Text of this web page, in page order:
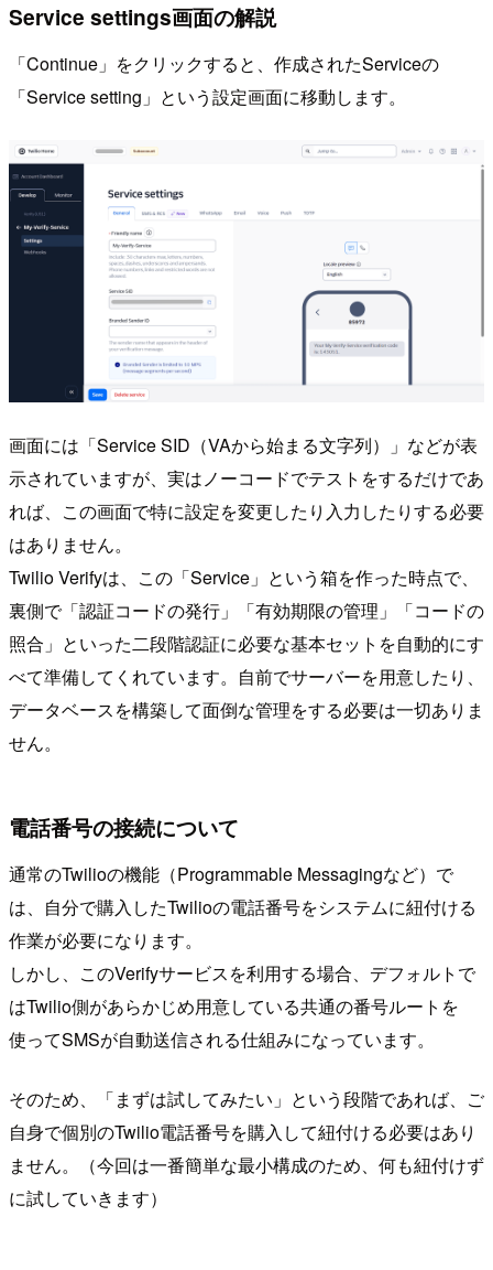
Service settings画面の解説
「Continue」をクリックすると、作成されたServiceの
「Service setting」という設定画面に移動します。
画面には「Service SID（VAから始まる文字列）」などが表
示されていますが、実はノーコードでテストをするだけであ
れば、この画面で特に設定を変更したり入力したりする必要
はありません。
Twilio Verifyは、この「Service」という箱を作った時点で、
裏側で「認証コードの発行」「有効期限の管理」「コードの
照合」といった二段階認証に必要な基本セットを自動的にす
べて準備してくれています。自前でサーバーを用意したり、
データベースを構築して面倒な管理をする必要は一切ありま
せん。
電話番号の接続について
通常のTwilioの機能（Programmable Messagingなど）で
は、自分で購入したTwilioの電話番号をシステムに紐付ける
作業が必要になります。
しかし、このVerifyサービスを利用する場合、デフォルトで
はTwilio側があらかじめ用意している共通の番号ルートを
使ってSMSが自動送信される仕組みになっています。
そのため、「まずは試してみたい」という段階であれば、ご
自身で個別のTwilio電話番号を購入して紐付ける必要はあり
ません。（今回は一番簡単な最小構成のため、何も紐付けず
に試していきます）